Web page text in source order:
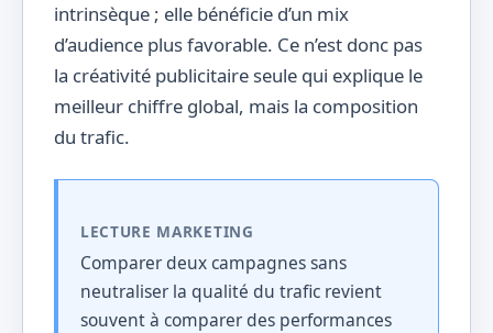
intrinsèque ; elle bénéficie d’un mix
d’audience plus favorable. Ce n’est donc pas
la créativité publicitaire seule qui explique le
meilleur chiffre global, mais la composition
du trafic.
LECTURE MARKETING
Comparer deux campagnes sans
neutraliser la qualité du trafic revient
souvent à comparer des performances